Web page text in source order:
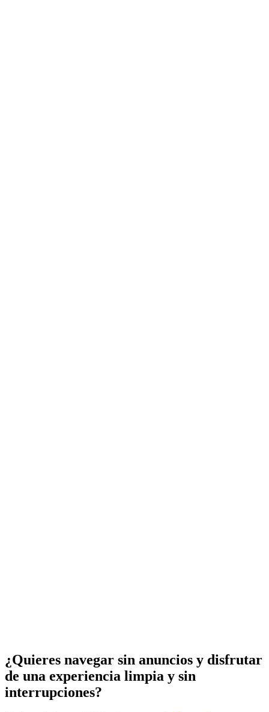
¿Quieres navegar sin anuncios y disfrutar
de una experiencia limpia y sin
interrupciones?